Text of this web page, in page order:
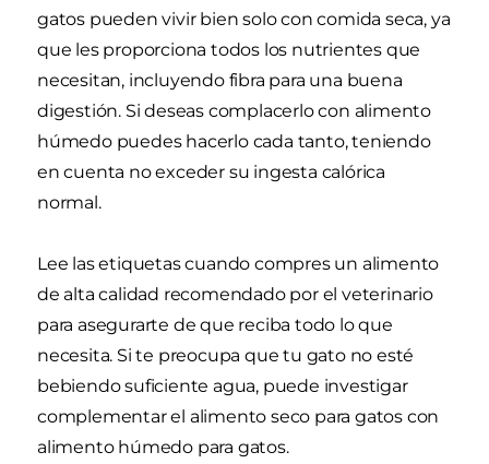
gatos pueden vivir bien solo con comida seca, ya
que les proporciona todos los nutrientes que
necesitan, incluyendo fibra para una buena
digestión. Si deseas complacerlo con alimento
húmedo puedes hacerlo cada tanto, teniendo
en cuenta no exceder su ingesta calórica
normal.
Lee las etiquetas cuando compres un alimento
de alta calidad recomendado por el veterinario
para asegurarte de que reciba todo lo que
necesita. Si te preocupa que tu gato no esté
bebiendo suficiente agua, puede investigar
complementar el alimento seco para gatos con
alimento húmedo para gatos.